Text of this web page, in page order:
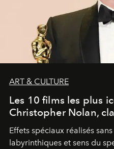
ART & CULTURE
Les 10 films les plus
Christopher Nolan,
Effets spéciaux réalisés
labyrinthiques et sens du